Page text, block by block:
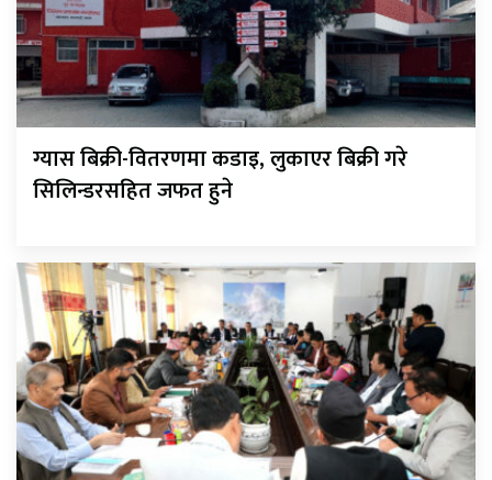
ग्यास बिक्री-वितरणमा कडाइ, लुकाएर बिक्री गरे
सिलिन्डरसहित जफत हुने